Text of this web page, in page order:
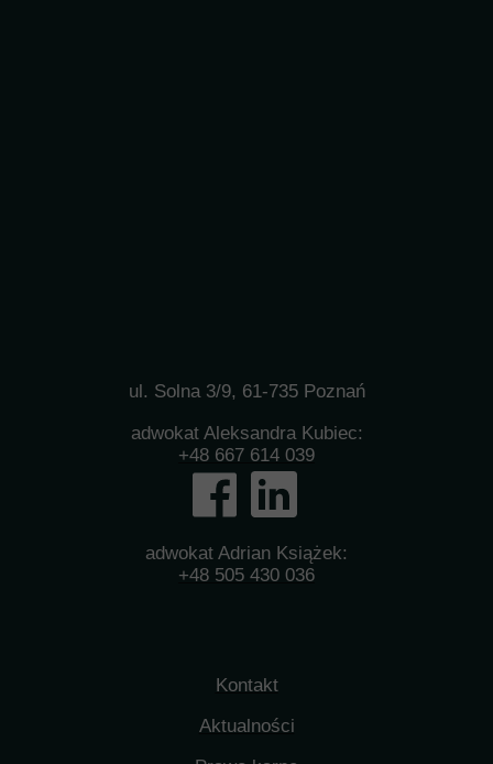
Kontakt
Aktualności
adwokat Aleksandra Kubiec:
+48 667 614 039
ul. Solna 3/9, 61-735 Poznań
adwokat Adrian Książek:
+48 505 430 036